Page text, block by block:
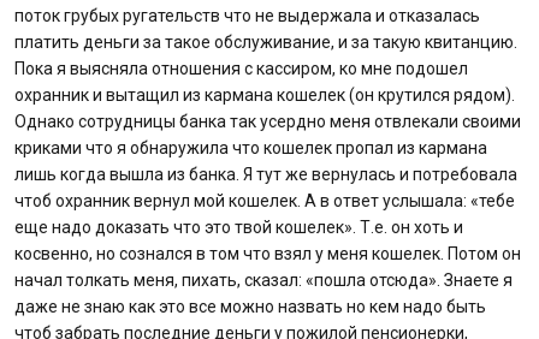
поток грубых ругательств что не выдержала и отказалась
платить деньги за такое обслуживание, и за такую квитанцию.
Пока я выясняла отношения с кассиром, ко мне подошел
охранник и вытащил из кармана кошелек (он крутился рядом).
Однако сотрудницы банка так усердно меня отвлекали своими
криками что я обнаружила что кошелек пропал из кармана
лишь когда вышла из банка. Я тут же вернулась и потребовала
чтоб охранник вернул мой кошелек. А в ответ услышала: «тебе
еще надо доказать что это твой кошелек». Т.е. он хоть и
косвенно, но сознался в том что взял у меня кошелек. Потом он
начал толкать меня, пихать, сказал: «пошла отсюда». Знаете я
даже не знаю как это все можно назвать но кем надо быть
чтоб забрать последние деньги у пожилой пенсионерки,